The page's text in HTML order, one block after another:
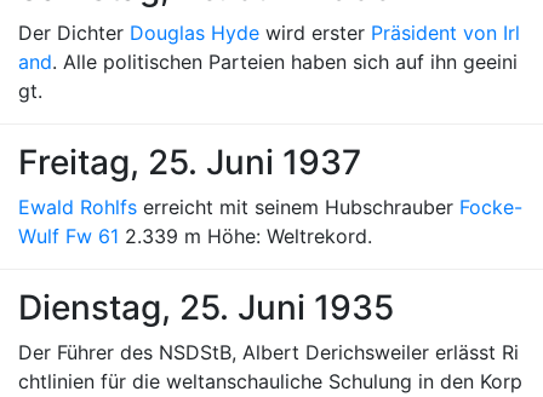
Der Dichter Douglas Hyde wird erster Präsident von Irl
and. Alle politischen Parteien haben sich auf ihn geeini
gt.
Freitag, 25. Juni 1937
Ewald Rohlfs erreicht mit seinem Hubschrauber Focke-
Wulf Fw 61 2.339 m Höhe: Weltrekord.
Dienstag, 25. Juni 1935
Der Führer des NSDStB, Albert Derichsweiler erlässt Ri
chtlinien für die weltanschauliche Schulung in den Korp